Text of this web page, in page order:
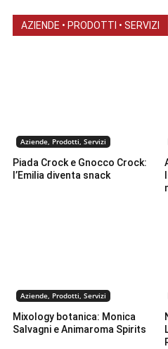
AZIENDE • PRODOTTI • SERVIZI
Aziende, Prodotti, Servizi
Piada Crock e Gnocco Crock:
l’Emilia diventa snack
Aziende, Prodotti, Servizi
Mixology botanica: Monica
Salvagni e Animaroma Spirits